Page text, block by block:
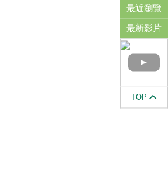
最近瀏覽
最新影片
TOP